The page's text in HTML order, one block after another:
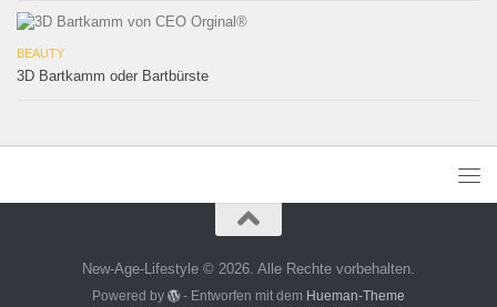
BEAUTY
3D Bartkamm oder Bartbürste
New-Age-Lifestyle © 2026. Alle Rechte vorbehalten.
Powered by - Entworfen mit dem Hueman-Theme